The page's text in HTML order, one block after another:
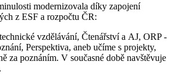
modernizovala díky zapojení
z ESF a rozpočtu ČR:
vzdělávání, Čtenářství a AJ, ORP -
Perspektiva, aneb učíme s projekty,
za poznáním. V současné době navštěvuje